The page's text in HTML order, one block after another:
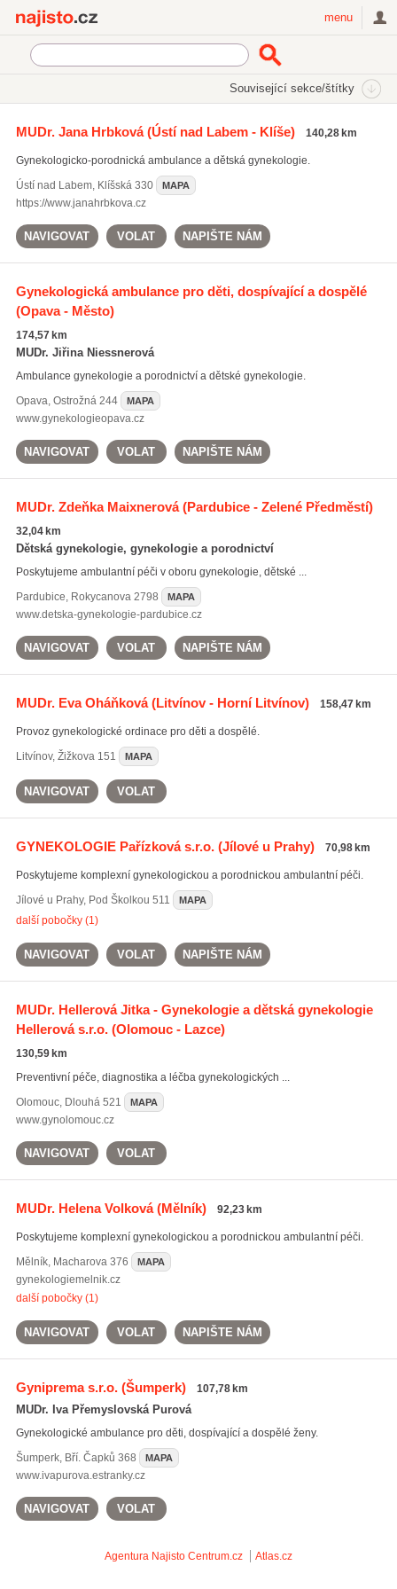
menu
Související sekce/štítky
Lékaři a lékařské ordinace
Dětská gynekologie
MUDr. Jana Hrbková(Ústí nad Labem - Klíše) 140,28 km
Gynekologicko-porodnická ambulance a dětská gynekologie.
Ústí nad Labem, Klíšská 330 MAPA
https://www.janahrbkova.cz
NAVIGOVAT VOLAT NAPIŠTE NÁM
Gynekologická ambulance pro děti, dospívající a dospělé
(Opava - Město)
174,57 km
MUDr. Jiřina Niessnerová
Ambulance gynekologie a porodnictví a dětské gynekologie.
Opava, Ostrožná 244 MAPA
www.gynekologieopava.cz
NAVIGOVAT VOLAT NAPIŠTE NÁM
MUDr. Zdeňka Maixnerová(Pardubice - Zelené Předměstí)
32,04 km
Dětská gynekologie, gynekologie a porodnictví
Poskytujeme ambulantní péči v oboru gynekologie, dětské ...
Pardubice, Rokycanova 2798 MAPA
www.detska-gynekologie-pardubice.cz
NAVIGOVAT VOLAT NAPIŠTE NÁM
MUDr. Eva Oháňková(Litvínov - Horní Litvínov) 158,47 km
Provoz gynekologické ordinace pro děti a dospělé.
Litvínov, Žižkova 151 MAPA
NAVIGOVAT VOLAT
GYNEKOLOGIE Pařízková s.r.o.(Jílové u Prahy) 70,98 km
Poskytujeme komplexní gynekologickou a porodnickou ambulantní péči.
Jílové u Prahy, Pod Školkou 511 MAPA
další pobočky (1)
NAVIGOVAT VOLAT NAPIŠTE NÁM
MUDr. Hellerová Jitka - Gynekologie a dětská gynekologie
Hellerová s.r.o.(Olomouc - Lazce)
130,59 km
Preventivní péče, diagnostika a léčba gynekologických ...
Olomouc, Dlouhá 521 MAPA
www.gynolomouc.cz
NAVIGOVAT VOLAT
MUDr. Helena Volková(Mělník) 92,23 km
Poskytujeme komplexní gynekologickou a porodnickou ambulantní péči.
Mělník, Macharova 376 MAPA
gynekologiemelnik.cz
další pobočky (1)
NAVIGOVAT VOLAT NAPIŠTE NÁM
Gyniprema s.r.o.(Šumperk) 107,78 km
MUDr. Iva Přemyslovská Purová
Gynekologické ambulance pro děti, dospívající a dospělé ženy.
Šumperk, Bří. Čapků 368 MAPA
www.ivapurova.estranky.cz
NAVIGOVAT VOLAT
Agentura Najisto Centrum.cz Atlas.cz